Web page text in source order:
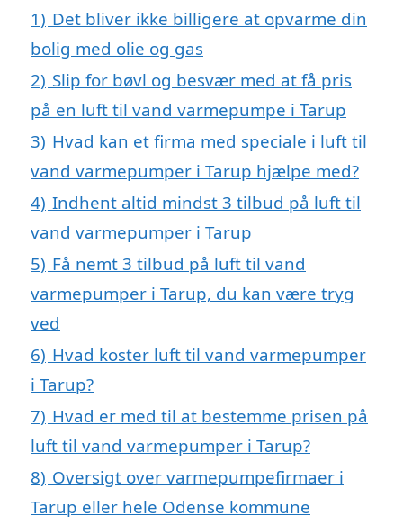
1) Det bliver ikke billigere at opvarme din
bolig med olie og gas
2) Slip for bøvl og besvær med at få pris
på en luft til vand varmepumpe i Tarup
3) Hvad kan et firma med speciale i luft til
vand varmepumper i Tarup hjælpe med?
4) Indhent altid mindst 3 tilbud på luft til
vand varmepumper i Tarup
5) Få nemt 3 tilbud på luft til vand
varmepumper i Tarup, du kan være tryg
ved
6) Hvad koster luft til vand varmepumper
i Tarup?
7) Hvad er med til at bestemme prisen på
luft til vand varmepumper i Tarup?
8) Oversigt over varmepumpefirmaer i
Tarup eller hele Odense kommune